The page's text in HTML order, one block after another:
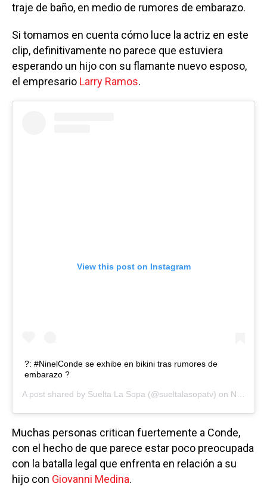
traje de baño, en medio de rumores de embarazo.
Si tomamos en cuenta cómo luce la actriz en este
clip, definitivamente no parece que estuviera
esperando un hijo con su flamante nuevo esposo,
el empresario Larry Ramos.
View this post on Instagram
?: #NinelConde se exhibe en bikini tras rumores de
embarazo ?
A post shared by Suelta La Sopa (@sueltalasopatv) on Nov 2, 2020 at 4:54pm PST
Muchas personas critican fuertemente a Conde,
con el hecho de que parece estar poco preocupada
con la batalla legal que enfrenta en relación a su
hijo con Giovanni Medina.